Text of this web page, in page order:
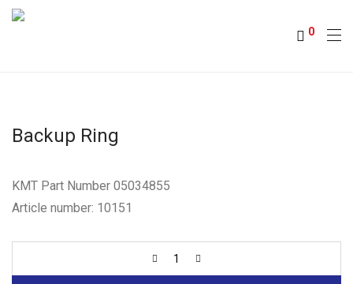
0
Backup Ring
KMT Part Number 05034855
Article number: 10151